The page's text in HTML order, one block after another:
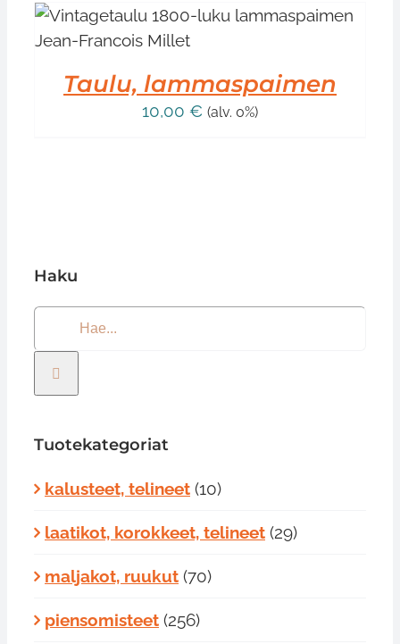
Taulu, lammaspaimen
10,00 € (alv. 0%)
Haku
...
Tuotekategoriat
kalusteet, telineet (10)
laatikot, korokkeet, telineet (29)
maljakot, ruukut (70)
piensomisteet (256)